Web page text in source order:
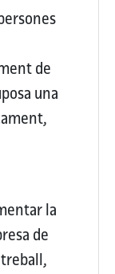
de
una
la
de